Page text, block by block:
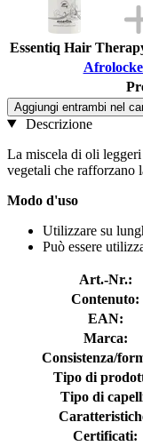
Essentiq Hair
Aggiungi entrambi nel
Descrizione
La miscela di oli
vegetali che rafforzano
Modo d'uso
Utilizzare su
Può essere
Art.-Nr.:
Contenuto:
EAN:
Marca:
Consistenza/
Tipo di
Tipo di
Certificati: